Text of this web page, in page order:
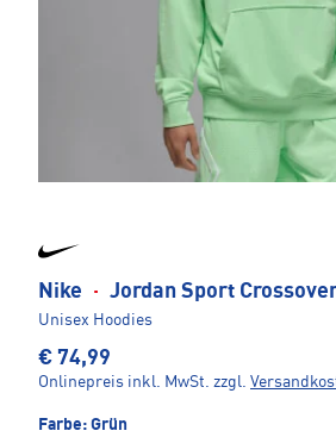
Nike · Jordan Sport
Unisex Hoodies
€ 74,99
Onlinepreis inkl. MwSt. zzgl.
Farbe: Grün